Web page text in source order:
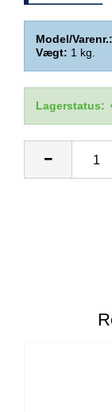
Model/Varenr.:
Vægt: 1 kg.
Lagerstatus: